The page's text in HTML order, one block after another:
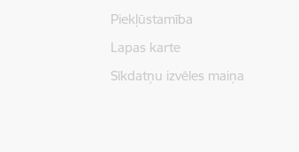
Piekļūstamība
Lapas karte
Sīkdatņu izvēles maiņa